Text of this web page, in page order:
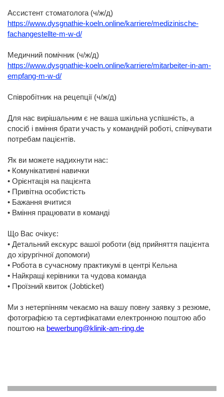
Ассистент стоматолога (ч/ж/д)
https://www.dysgnathie-koeln.online/karriere/medizinische-
fachangestellte-m-w-d/
Медичний помічник (ч/ж/д)
https://www.dysgnathie-koeln.online/karriere/mitarbeiter-in-am-
empfang-m-w-d/
Співробітник на рецепції (ч/ж/д)
Для нас вирішальним є не ваша шкільна успішність, а
спосіб і вміння брати участь у командній роботі, співчувати
потребам пацієнтів.
Як ви можете надихнути нас:
• Комунікативні навички
• Орієнтація на пацієнта
• Привітна особистість
• Бажання вчитися
• Вміння працювати в команді
Що Вас очікує:
• Детальний екскурс вашої роботи (від прийняття пацієнта
до хірургічної допомоги)
• Робота в сучасному практикумі в центрі Кельна
• Найкращі керівники та чудова команда
• Проїзний квиток (Jobticket)
Ми з нетерпінням чекаємо на вашу повну заявку з резюме,
фотографією та сертифікатами електронною поштою або
поштою на bewerbung@klinik-am-ring.de